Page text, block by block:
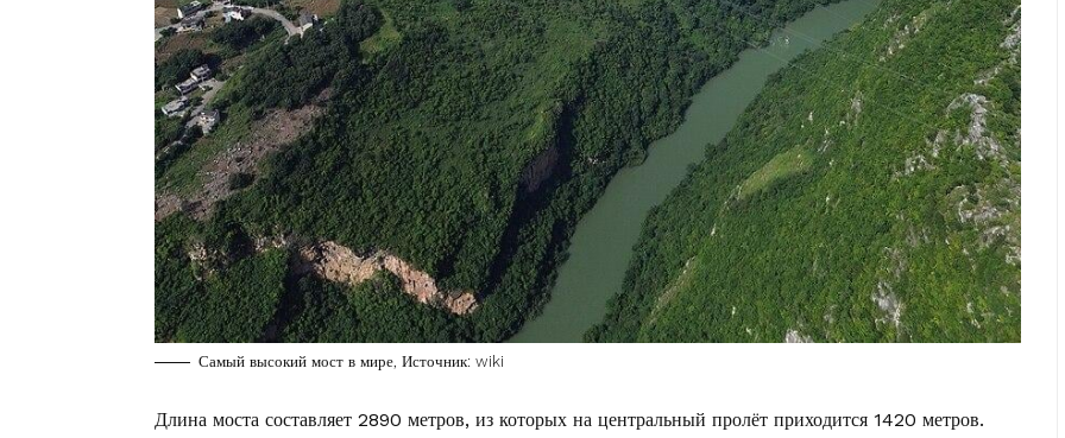
Самый высокий мост в мире, Источник: wiki
Длина моста составляет 2890 метров, из которых на центральный пролёт приходится 1420 метров.